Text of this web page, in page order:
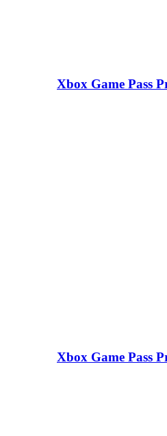
Xbox Game Pass
Xbox Game Pass